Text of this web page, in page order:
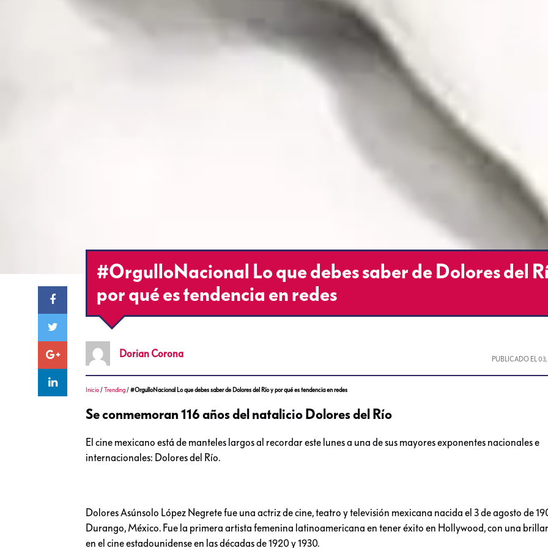
#OrgulloNacional Lo que debes saber de Dolores del
por qué es tendencia en redes
Dorian Corona PUBLICADO EL
Inicio /Trending /#OrgulloNacional Lo que debes saber de Dolores del Río y por qué es tendencia en redes
Se conmemoran 116 años del natalicio Dolores del Río
El cine mexicano está de manteles largos al recordar este lunes a una de sus mayores exponentes nacionales e
internacionales: Dolores del Río.
Dolores Asúnsolo López Negrete fue una actriz de cine, teatro y televisión mexicana nacida el 3 de agosto de
Durango, México. Fue la primera artista femenina latinoamericana en tener éxito en Hollywood, con una
en el cine estadounidense en las décadas de 1920 y 1930.